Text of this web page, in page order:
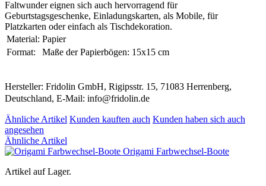
Faltwunder eignen sich auch hervorragend für
Geburtstagsgeschenke, Einladungskarten, als Mobile, für
Platzkarten oder einfach als Tischdekoration.
Material: Papier
Format:
Maße der Papierbögen: 15x15 cm
Hersteller: Fridolin GmbH, Rigipsstr. 15, 71083 Herrenberg,
Deutschland, E-Mail: info@fridolin.de
Ähnliche Artikel Kunden kauften auch Kunden haben sich auch
angesehen
Ähnliche Artikel
Origami Farbwechsel-Boote
Artikel auf Lager.